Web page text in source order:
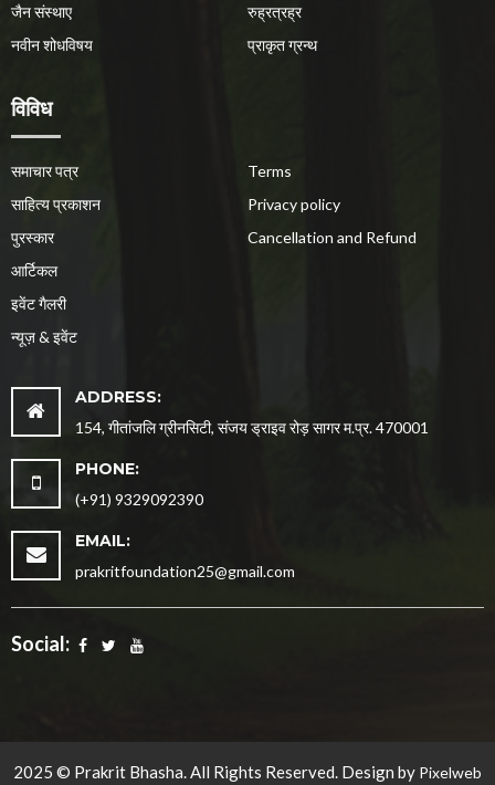
जैन संस्थाए
नवीन शोधविषय
रुह्रत्रह्र
प्राकृत ग्रन्थ
विविध
समाचार पत्र
साहित्य प्रकाशन
पुरस्कार
आर्टिकल
इवेंट गैलरी
न्यूज़ & इवेंट
Terms
Privacy policy
Cancellation and Refund
ADDRESS:
154, गीतांजलि ग्रीनसिटी, संजय ड्राइव रोड़ सागर म.प्र. 470001
PHONE:
(+91) 9329092390
EMAIL:
prakritfoundation25@gmail.com
Social:
2025 © Prakrit Bhasha. All Rights Reserved. Design by Pixelweb